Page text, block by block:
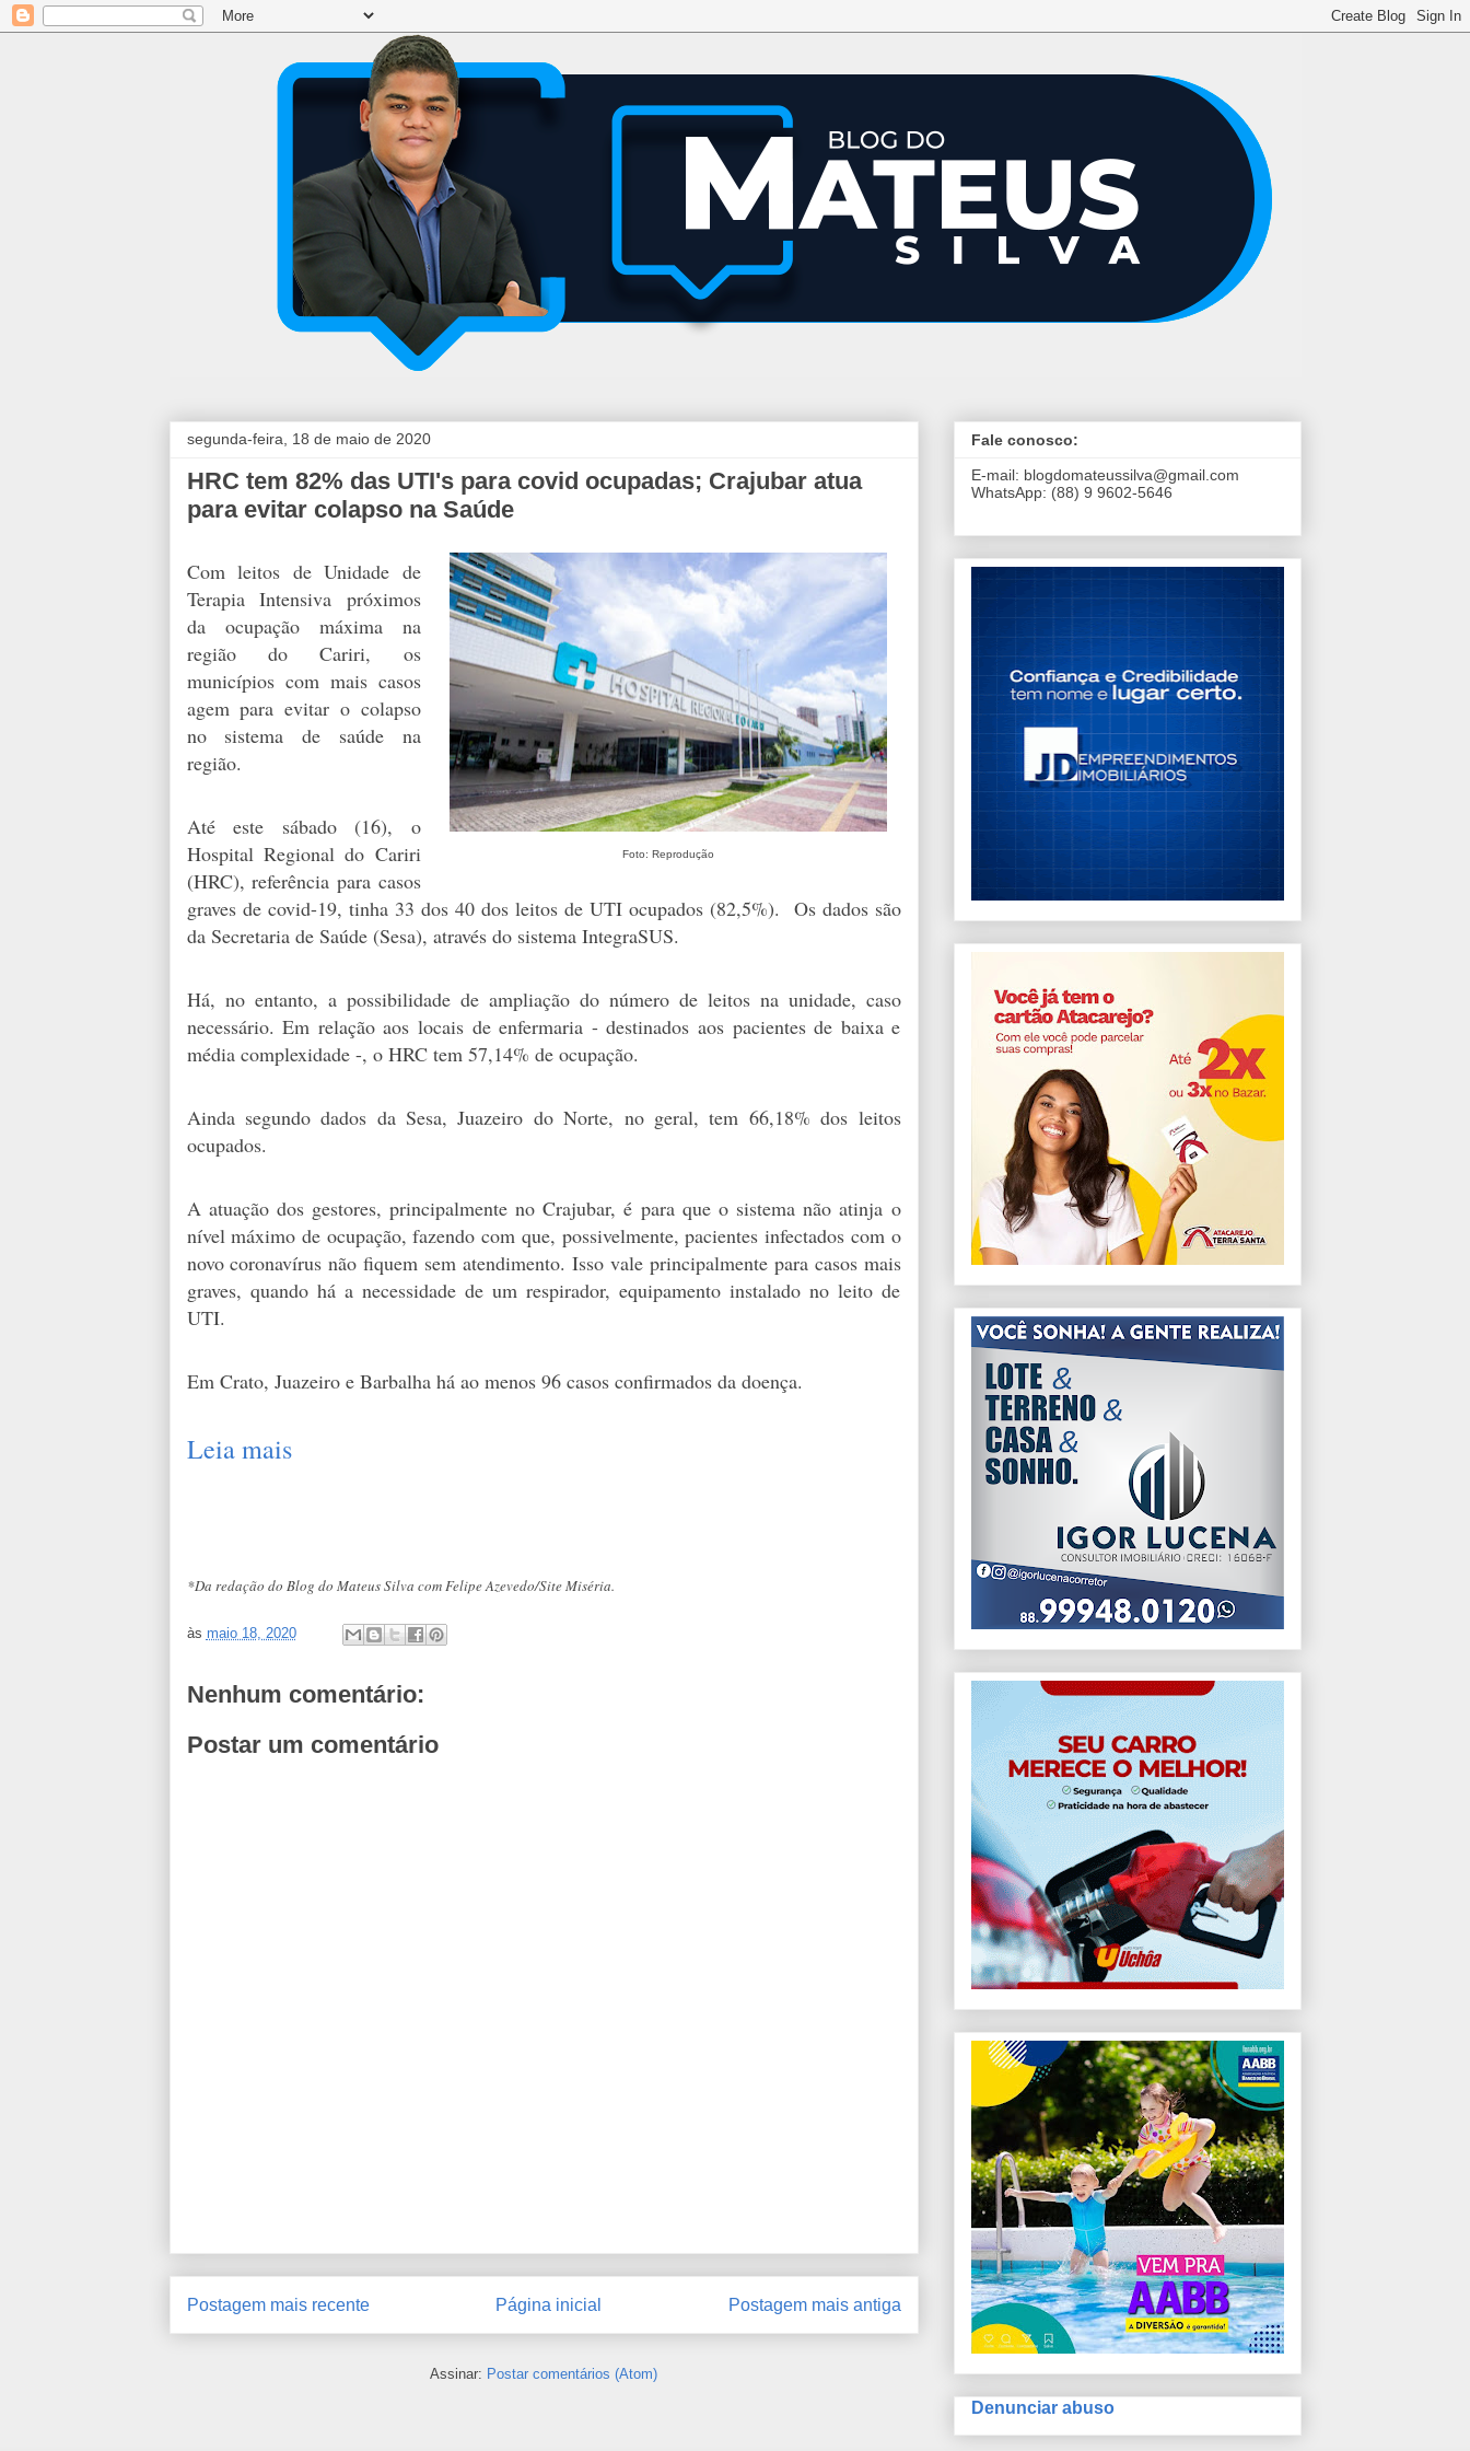
segunda-feira, 18 de maio de 2020
HRC tem 82% das UTI's para covid ocupadas; Crajubar atua
para evitar colapso na Saúde
Foto: Reprodução
Com leitos de Unidade de
Terapia Intensiva próximos
da ocupação máxima na
região do Cariri, os
municípios com mais casos
agem para evitar o colapso
no sistema de saúde na
região.
Até este sábado (16), o
Hospital Regional do Cariri
(HRC), referência para casos
graves de covid-19, tinha 33 dos 40 dos leitos de UTI ocupados (82,5%). Os dados são
da Secretaria de Saúde (Sesa), através do sistema IntegraSUS.
Há, no entanto, a possibilidade de ampliação do número de leitos na unidade, caso
necessário. Em relação aos locais de enfermaria - destinados aos pacientes de baixa e
média complexidade -, o HRC tem 57,14% de ocupação.
Ainda segundo dados da Sesa, Juazeiro do Norte, no geral, tem 66,18% dos leitos
ocupados.
A atuação dos gestores, principalmente no Crajubar, é para que o sistema não atinja o
nível máximo de ocupação, fazendo com que, possivelmente, pacientes infectados com o
novo coronavírus não fiquem sem atendimento. Isso vale principalmente para casos mais
graves, quando há a necessidade de um respirador, equipamento instalado no leito de
UTI.
Em Crato, Juazeiro e Barbalha há ao menos 96 casos confirmados da doença.
Leia mais
*Da redação do Blog do Mateus Silva com Felipe Azevedo/Site Miséria.
às maio 18, 2020
Nenhum comentário:
Postar um comentário
Postagem mais recente Postagem mais antiga
Página inicial
Assinar: Postar comentários (Atom)
Fale conosco:
E-mail: blogdomateussilva@gmail.com
WhatsApp: (88) 9 9602-5646
Denunciar abuso